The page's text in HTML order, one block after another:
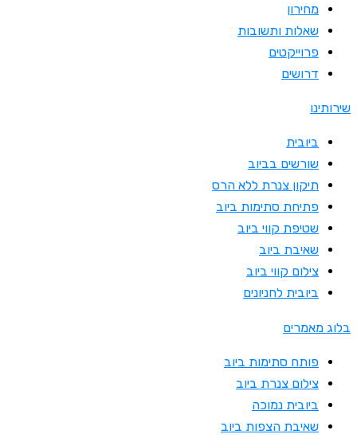
מחירון
שאלות ותשובות
פרוייקטים
דרושים
שירותינו
ביובית
שורשים בביוב
תיקון צנרת ללא הרס
פתיחת סתימות ביוב
שטיפת קווי ביוב
שאיבת ביוב
צילום קווי ביוב
ביובית לחניונים
בלוג מאמרים
פותח סתימות ביוב
צילום צנרת ביוב
ביובית נמוכה
שאיבת הצפות ביוב